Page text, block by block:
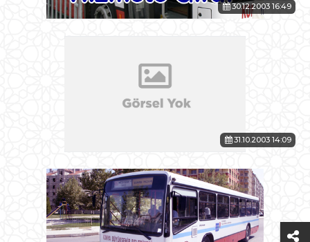
30.12.2003 16:49
31.10.2003 14:09